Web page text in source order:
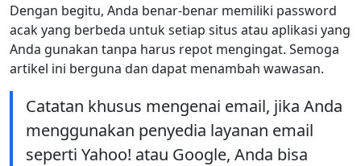
Dengan begitu, Anda benar-benar memiliki password
acak yang berbeda untuk setiap situs atau aplikasi yang
Anda gunakan tanpa harus repot mengingat. Semoga
artikel ini berguna dan dapat menambah wawasan.
Catatan khusus mengenai email, jika Anda
menggunakan penyedia layanan email
seperti Yahoo! atau Google, Anda bisa